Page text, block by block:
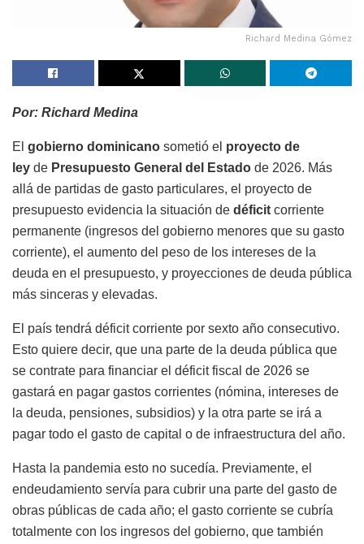
Richard Medina Gómez
Por: Richard Medina
El gobierno dominicano sometió el proyecto de
ley de Presupuesto General del Estado de 2026. Más
allá de partidas de gasto particulares, el proyecto de
presupuesto evidencia la situación de déficit corriente
permanente (ingresos del gobierno menores que su gasto
corriente), el aumento del peso de los intereses de la
deuda en el presupuesto, y proyecciones de deuda pública
más sinceras y elevadas.
El país tendrá déficit corriente por sexto año consecutivo.
Esto quiere decir, que una parte de la deuda pública que
se contrate para financiar el déficit fiscal de 2026 se
gastará en pagar gastos corrientes (nómina, intereses de
la deuda, pensiones, subsidios) y la otra parte se irá a
pagar todo el gasto de capital o de infraestructura del año.
Hasta la pandemia esto no sucedía. Previamente, el
endeudamiento servía para cubrir una parte del gasto de
obras públicas de cada año; el gasto corriente se cubría
totalmente con los ingresos del gobierno, que también